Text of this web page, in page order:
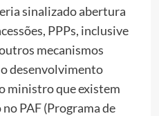
sinalizado abertura
PPPs, inclusive
mecanismos
desenvolvimento
ministro que existem
PAF (Programa de